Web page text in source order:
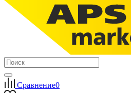
Сравнение0